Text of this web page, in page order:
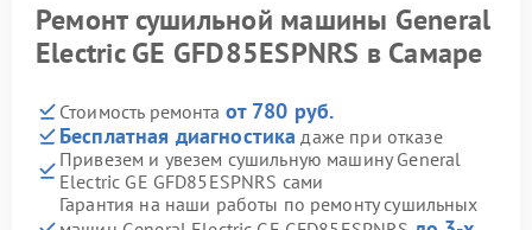
Ремонт сушильной машины General
Electric GE GFD85ESPNRS в Самаре
Стоимость ремонта от 780 руб.
Бесплатная диагностика даже при отказе
Привезем и увезем сушильную машину General
Electric GE GFD85ESPNRS сами
Гарантия на наши работы по ремонту сушильных